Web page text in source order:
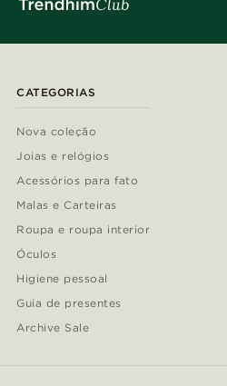
CATEGORIAS
Nova coleção
Joias e relógios
Acessórios para fato
Malas e Carteiras
Roupa e roupa interior
Óculos
Higiene pessoal
Guia de presentes
Archive Sale